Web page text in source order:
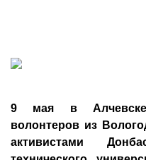
9 мая в Алчевске
волонтеров из
активистами